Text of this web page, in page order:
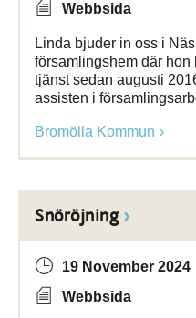
Webbsida
Linda bjuder in oss i
församlingshem där hon
tjänst sedan augusti
assisten i
Bromölla Kommun
Snöröjning
19 November 2024
Webbsida